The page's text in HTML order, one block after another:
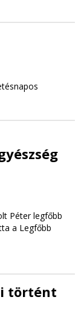
Péter legfőbb
a Legfőbb
történt